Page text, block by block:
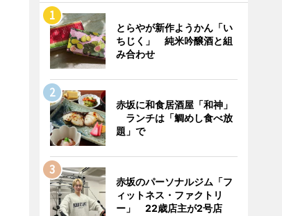
とらやが新作ようかん「い
ちじく」 純米吟醸酒と組
み合わせ
赤坂に和食居酒屋「和神」
ランチは「鯛めし食べ放
題」で
赤坂のパーソナルジム「フ
ィットネス・ファクトリ
ー」 22歳店主が2号店